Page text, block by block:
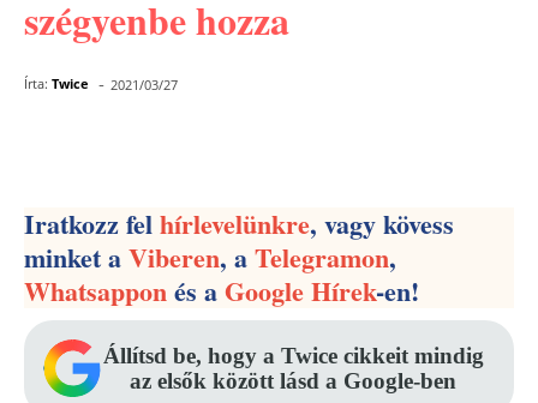
szégyenbe hozza
Írta: Twice - 2021/03/27
Iratkozz felhírlevelünkre, vagy kövess
minket aViberen, aTelegramon,
Whatsapponés aGoogle Hírek-en!
Állítsd be, hogy a Twice cikkeit mindig
az elsők között lásd a Google-ben